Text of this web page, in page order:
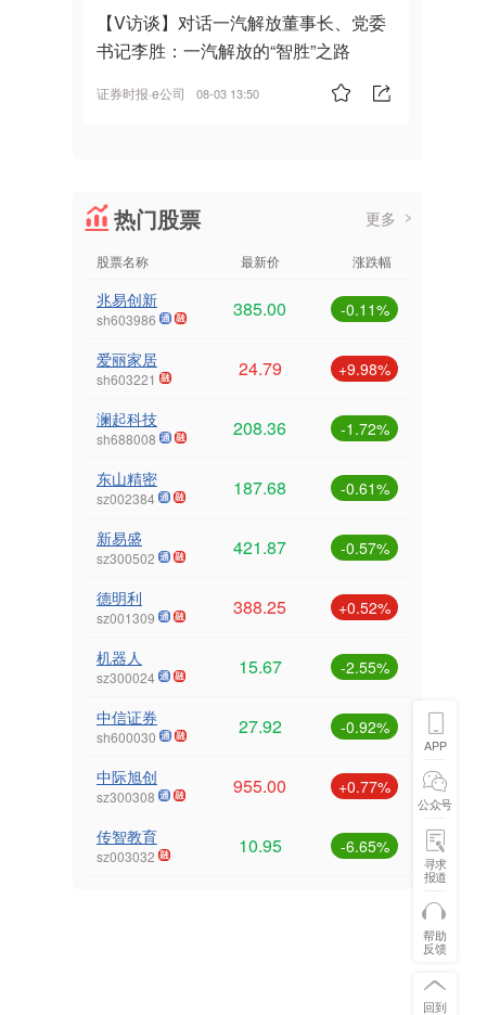
【V访谈】对话一汽解放董事长、党委
书记李胜：一汽解放的“智胜”之路
证券时报·e公司 08-03 13:50
热门股票 更多
股票名称 最新价 涨跌幅
兆易创新
sh603986 385.00 -0.11%
爱丽家居
sh603221 24.79 +9.98%
澜起科技
sh688008 208.36 -1.72%
东山精密
sz002384 187.68 -0.61%
新易盛
sz300502 421.87 -0.57%
德明利
sz001309 388.25 +0.52%
机器人
sz300024 15.67 -2.55%
中信证券
sh600030 27.92 -0.92%
中际旭创
sz300308 955.00 +0.77%
传智教育
sz003032 10.95 -6.65%
APP
公众号
寻求
报道
帮助
反馈
回到